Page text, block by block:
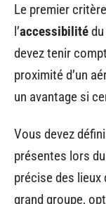
Le premier
l’accessibilité
devez tenir
proximité d’un
un avantage si
Vous devez
présentes lors
précise des lieux
grand groupe,